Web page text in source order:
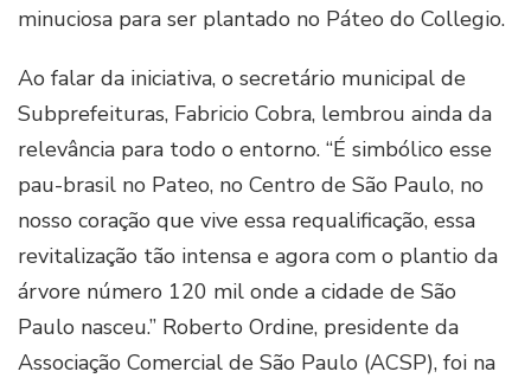
minuciosa para ser plantado no Páteo do Collegio.
Ao falar da iniciativa, o secretário municipal de
Subprefeituras, Fabricio Cobra, lembrou ainda da
relevância para todo o entorno. “É simbólico esse
pau-brasil no Pateo, no Centro de São Paulo, no
nosso coração que vive essa requalificação, essa
revitalização tão intensa e agora com o plantio da
árvore número 120 mil onde a cidade de São
Paulo nasceu.” Roberto Ordine, presidente da
Associação Comercial de São Paulo (ACSP), foi na